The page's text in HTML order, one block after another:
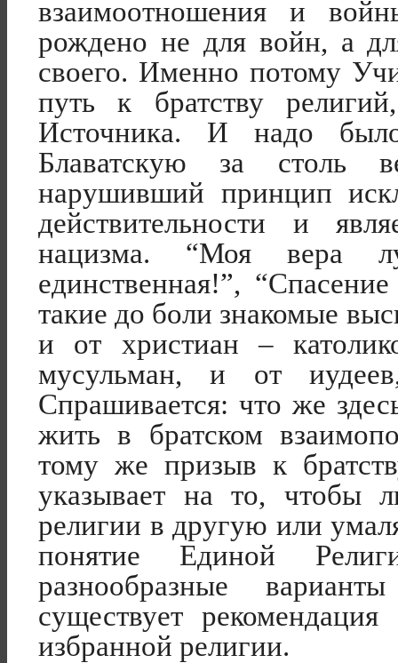
взаимоотношения и
рождено не для войн, а
своего. Именно потому
путь к братству
Источника. И надо
Блаватскую за столь
нарушивший принцип
действительности и
нацизма. “Моя вера
единственная!”,
такие до боли знакомые
и от христиан –
мусульман, и от
Спрашивается: что же
жить в братском
тому же призыв к
указывает на то, чтобы
религии в другую или
понятие Единой
разнообразные
существует
избранной религии.